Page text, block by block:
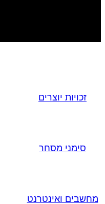
זכויות יוצרים
סימני מסחר
מחשבים ואינטרנט